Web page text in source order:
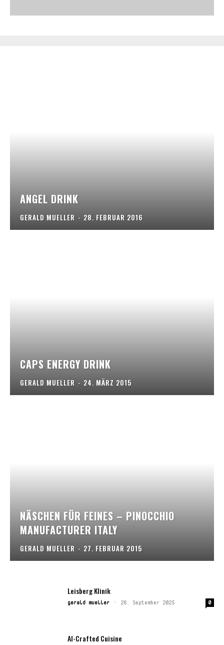
ANGEL DRINK
GERALD MUELLER - 28. FEBRUAR 2016
CAPS ENERGY DRINK
GERALD MUELLER - 24. MÄRZ 2015
NÄSCHEN FÜR FEINES – PINOCCHIO
MANUFACTURER ITALY
GERALD MUELLER - 27. FEBRUAR 2015
Leisberg Klinik
gerald mueller - 26. September 2025 0
AI-Crafted Cuisine